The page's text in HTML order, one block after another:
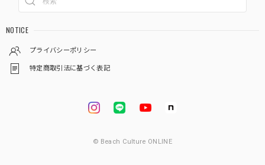
NOTICE
プライバシーポリシー
特定商取引法に基づく表記
© Beach Culture ONLINE